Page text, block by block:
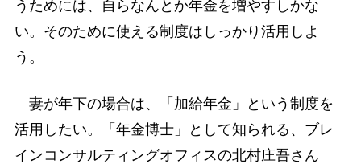
うためには、自らなんとか年金を増やすしかな
い。そのために使える制度はしっかり活用しよ
う。
妻が年下の場合は、「加給年金」という制度を
活用したい。「年金博士」として知られる、ブレ
インコンサルティングオフィスの北村庄吾さん